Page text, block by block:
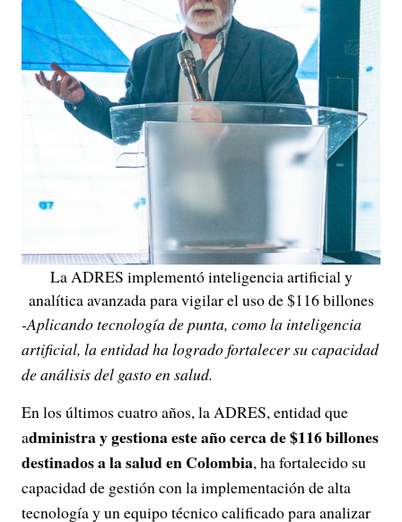
La ADRES implementó inteligencia artificial y
analítica avanzada para vigilar el uso de $116 billones
-Aplicando tecnología de punta, como la inteligencia
artificial, la entidad ha logrado fortalecer su capacidad
de análisis del gasto en salud.
En los últimos cuatro años, la ADRES, entidad que
administra y gestiona este año cerca de $116 billones
destinados a la salud en Colombia, ha fortalecido su
capacidad de gestión con la implementación de alta
tecnología y un equipo técnico calificado para analizar